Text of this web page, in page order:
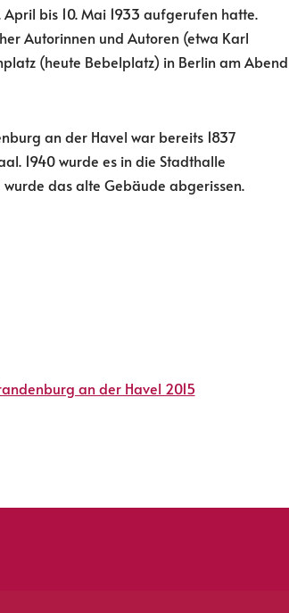
bis 10. Mai 1933 aufgerufen hatte.
Autorinnen und Autoren (etwa Karl
(heute Bebelplatz) in Berlin am Abend
an der Havel war bereits 1837
1940 wurde es in die Stadthalle
wurde das alte Gebäude abgerissen.
an der Havel 2015